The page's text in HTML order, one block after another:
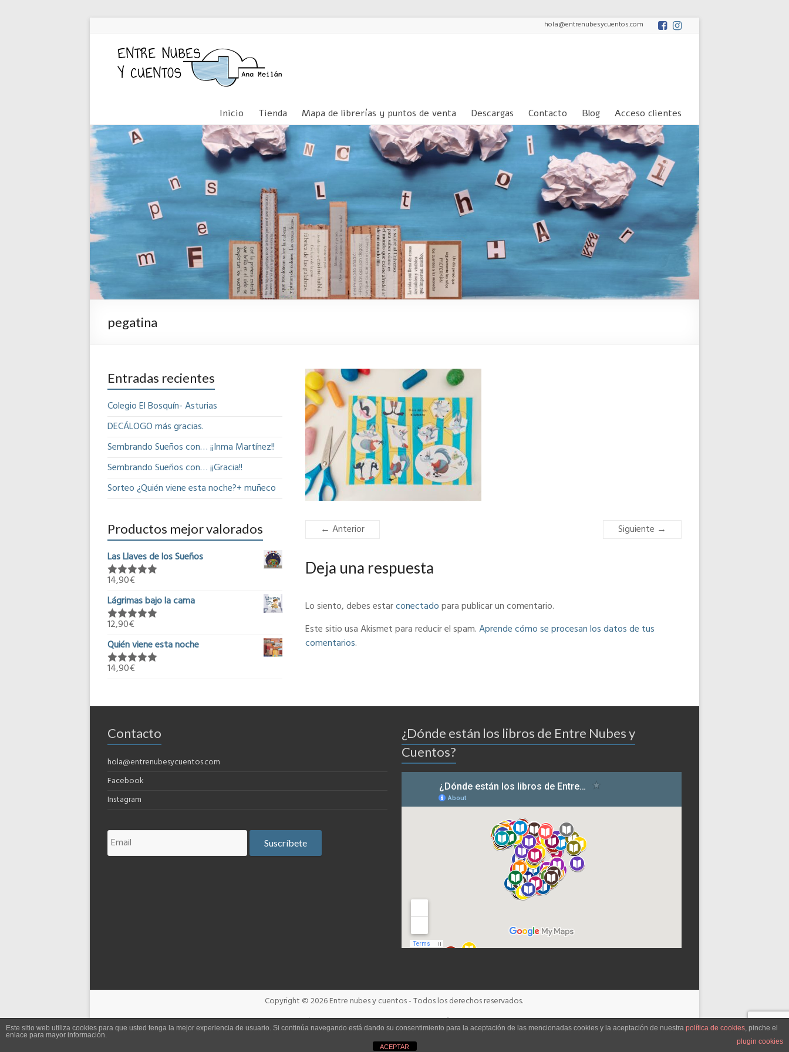
hola@entrenubesycuentos.com
Inicio Tienda Mapa de librerías y puntos de venta Descargas Contacto Blog Acceso clientes
pegatina
← Anterior Siguiente →
Deja una respuesta
Lo siento, debes estarconectadopara publicar un comentario.
Este sitio usa Akismet para reducir el spam.Aprende cómo se procesan los datos de tus
comentarios.
Entradas recientes
Colegio El Bosquín- Asturias
DECÁLOGO más gracias.
Sembrando Sueños con… ¡¡Inma Martínez!!
Sembrando Sueños con… ¡¡Gracia!!
Sorteo ¿Quién viene esta noche?+ muñeco
Productos mejor valorados
Las Llaves de los Sueños
Valorado en
14,90€
Lágrimas bajo la cama
Valorado en
12,90€
Quién viene esta noche
Valorado en
14,90€
Contacto
hola@entrenubesycuentos.com
Facebook
Instagram
¿Dónde están los libros de Entre Nubes y
Cuentos?
Copyright © 2026Entre nubes y cuentos- Todos los derechos reservados.
Términos y condiciones Aviso Legal Política de cookies
Este sitio web utiliza cookies para que usted tenga la mejor experiencia de usuario. Si continúa navegando está dando su consentimiento para la aceptación de las mencionadas cookies y la aceptación de nuestra política de cookies, pinche el
enlace para mayor información.
plugin cookies
ACEPTAR